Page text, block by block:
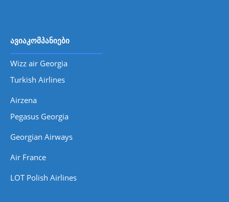
ავიაკომპანიები
Wizz air Georgia
Turkish Airlines
Airzena
Pegasus Georgia
Georgian Airways
Air France
LOT Polish Airlines